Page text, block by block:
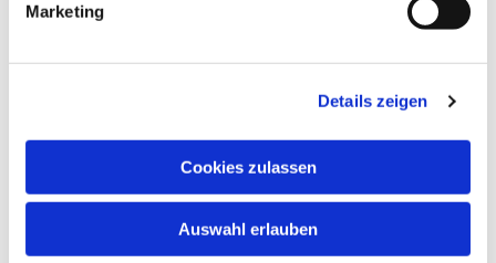
Marketing
Details zeigen
Cookies zulassen
Auswahl erlauben
Adresse
Kirchengemeinde Pfarrei
Hl. Theresa von Avila Berlin
Leitender Pfarrer - Norbert
Kont
Telefon
+49 30
924 64 28
Fax +49
30 924 54
Links
Datensch
utz
Social